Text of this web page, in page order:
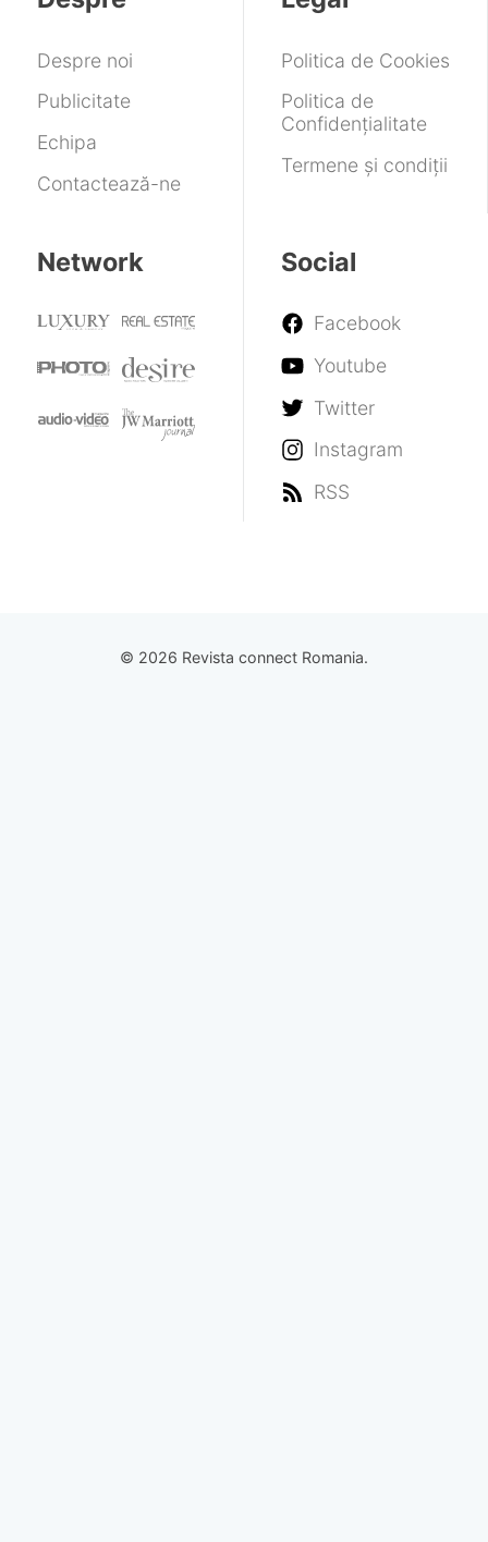
Despre noi
Publicitate
Echipa
Contactează-ne
Politica de Cookies
Politica de
Confidențialitate
Termene și condiții
Network Social
Facebook
Youtube
Twitter
Instagram
RSS
© 2026 Revista connect Romania.